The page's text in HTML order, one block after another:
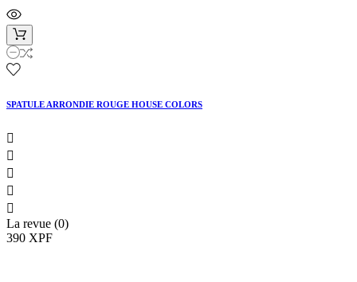
SPATULE ARRONDIE ROUGE HOUSE COLORS





La revue (0)
390 XPF